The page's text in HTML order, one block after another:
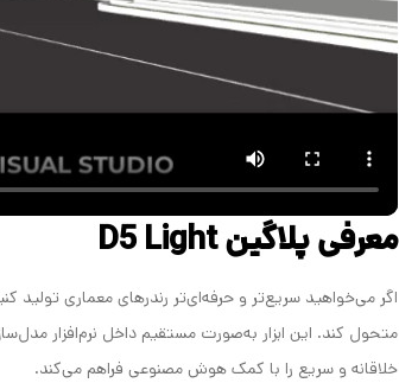
معرفی پلاگین D5 Light
متحول کند. این ابزار به‌صورت مستقیم داخل نرم‌افزار
خلاقانه و سریع را با کمک هوش مصنوعی فراهم می‌کند.